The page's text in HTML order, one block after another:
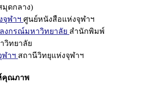
มุดกลาง)
จุฬาฯ ศูนย์หนังสือแห่งจุฬาฯ
งกรณ์มหาวิทยาลัย สำนักพิมพ์
วิทยาลัย
ฬาฯ สถานีวิทยุแห่งจุฬาฯ
คุณภาพ